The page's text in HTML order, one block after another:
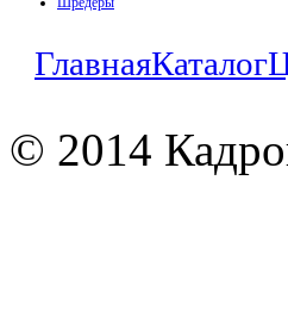
ГлавнаяКаталог
© 2014